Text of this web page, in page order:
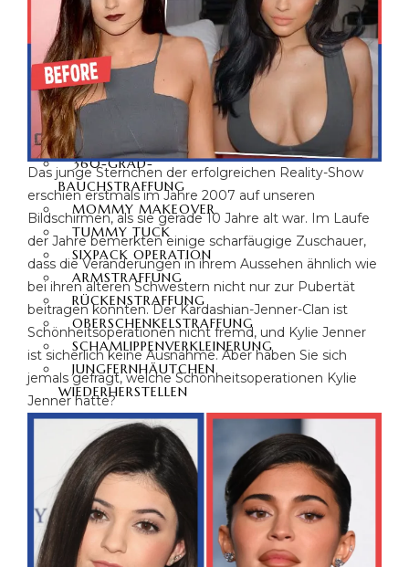
KÖRPERÄSTHETIK
FETTABSAUGUNG
360-GRAD-
FETTABSAUGUNG
VASER LIPOSUKTION
BAUCHDECKENSTRAFFUNG
360-GRAD-
BAUCHSTRAFFUNG
MOMMY MAKEOVER
TUMMY TUCK
SIXPACK OPERATION
ARMSTRAFFUNG
RÜCKENSTRAFFUNG
OBERSCHENKELSTRAFFUNG
SCHAMLIPPENVERKLEINERUNG
JUNGFERNHÄUTCHEN
WIEDERHERSTELLEN
GESICHTSCHIRURGIE
NASENKORREKTUR
REVISION
NASENKORREKTUR
NASENSPITZENKORREKTUR
GESICHTSSTRAFFUNG
Das junge Sternchen der erfolgreichen Reality-Show
erschien erstmals im Jahre 2007 auf unseren
Bildschirmen, als sie gerade 10 Jahre alt war. Im Laufe
der Jahre bemerkten einige scharfäugige Zuschauer,
dass die Veränderungen in ihrem Aussehen ähnlich wie
bei ihren älteren Schwestern nicht nur zur Pubertät
beitragen konnten. Der Kardashian-Jenner-Clan ist
Schönheitsoperationen nicht fremd, und Kylie Jenner
ist sicherlich keine Ausnahme. Aber haben Sie sich
jemals gefragt, welche Schönheitsoperationen Kylie
Jenner hatte?